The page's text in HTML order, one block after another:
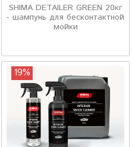
SHIMA DETAILER GREEN 20кг
- шампунь для бесконтактной
мойки
19%